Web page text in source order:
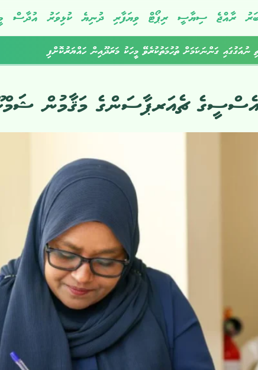
ރާއްޖެ ސިޔާސީ ރިޕޯޓް ވިޔަފާރި ދުނިޔެ ކުޅިވަރު އުދާސް
ނުއަގުގައި ގަންނަކަމަށް ތުހުމަތުކުރެވޭ މީހަކު މަރަދޫއިން ހައްޔަރުކޮށްފި
ޗެއަރޕާސަންގެ މަޤާމުން